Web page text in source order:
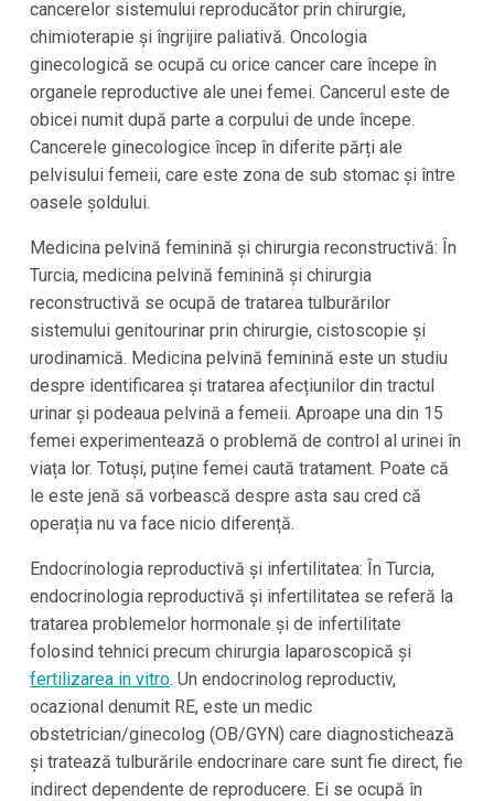
cancerelor sistemului reproducător prin chirurgie,
chimioterapie și îngrijire paliativă. Oncologia
ginecologică se ocupă cu orice cancer care începe în
organele reproductive ale unei femei. Cancerul este de
obicei numit după parte a corpului de unde începe.
Cancerele ginecologice încep în diferite părți ale
pelvisului femeii, care este zona de sub stomac și între
oasele șoldului.
Medicina pelvină feminină și chirurgia reconstructivă: În
Turcia, medicina pelvină feminină și chirurgia
reconstructivă se ocupă de tratarea tulburărilor
sistemului genitourinar prin chirurgie, cistoscopie și
urodinamică. Medicina pelvină feminină este un studiu
despre identificarea și tratarea afecțiunilor din tractul
urinar și podeaua pelvină a femeii. Aproape una din 15
femei experimentează o problemă de control al urinei în
viața lor. Totuși, puține femei caută tratament. Poate că
le este jenă să vorbească despre asta sau cred că
operația nu va face nicio diferență.
Endocrinologia reproductivă și infertilitatea: În Turcia,
endocrinologia reproductivă și infertilitatea se referă la
tratarea problemelor hormonale și de infertilitate
folosind tehnici precum chirurgia laparoscopică și
fertilizarea in vitro. Un endocrinolog reproductiv,
ocazional denumit RE, este un medic
obstetrician/ginecolog (OB/GYN) care diagnostichează
și tratează tulburările endocrinare care sunt fie direct, fie
indirect dependente de reproducere. Ei se ocupă în